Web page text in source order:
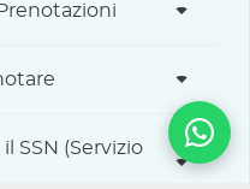
SSN (Servizio